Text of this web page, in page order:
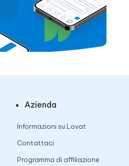
Azienda
Informazioni su Lovat
Contattaci
Programma di affiliazione